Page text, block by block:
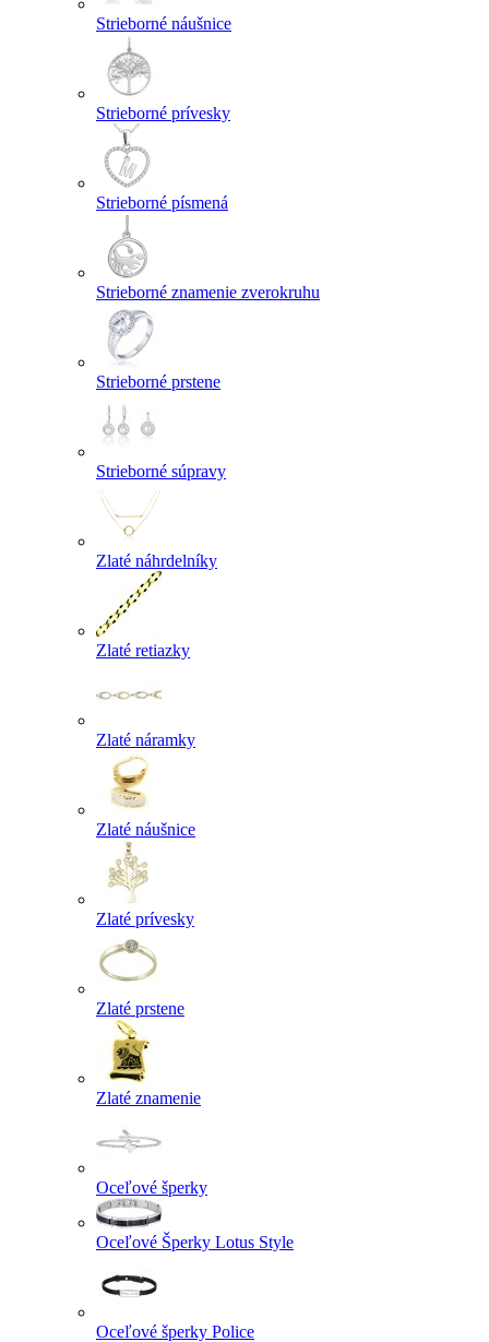
Strieborné náušnice
Strieborné prívesky
Strieborné písmená
Strieborné znamenie zverokruhu
Strieborné prstene
Strieborné súpravy
Zlaté náhrdelníky
Zlaté retiazky
Zlaté náramky
Zlaté náušnice
Zlaté prívesky
Zlaté prstene
Zlaté znamenie
Oceľové šperky
Oceľové Šperky Lotus Style
Oceľové šperky Police